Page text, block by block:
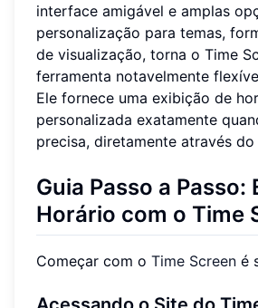
interface amigável e amplas
personalização para temas,
de visualização, torna o Time
ferramenta notavelmente
Ele fornece uma exibição de
personalizada exatamente
precisa, diretamente através do
Guia Passo a Passo:
Horário com o Time
Começar com o Time Screen é